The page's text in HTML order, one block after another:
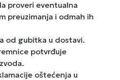
proveri eventualna
preuzimanja i odmah ih
od gubitka u dostavi.
potvrđuje
oštećenja u